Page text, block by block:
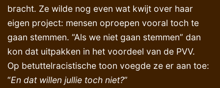
bracht. Ze wilde nog even wat kwijt over haar
eigen project: mensen oproepen vooral toch te
gaan stemmen. “Als we niet gaan stemmen” dan
kon dat uitpakken in het voordeel van de PVV.
Op betuttelracistische toon voegde ze er aan toe:
“En dat willen jullie toch niet?”